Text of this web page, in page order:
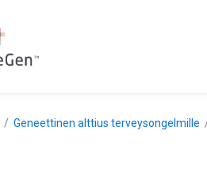
Geneettinen alttius terveysongelmille